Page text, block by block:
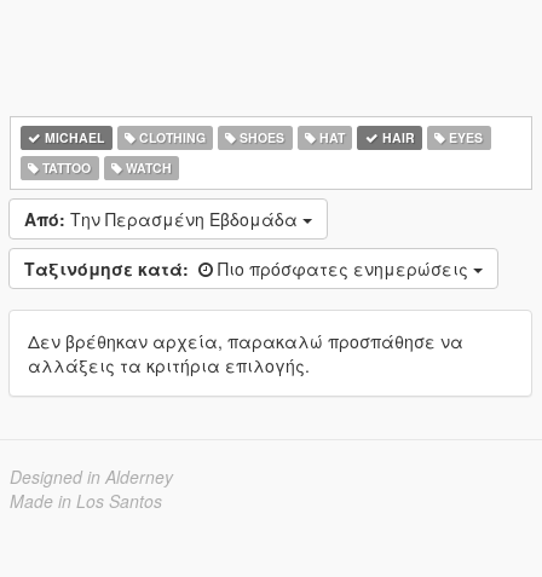
MICHAEL CLOTHING SHOES HAT HAIR
EYES
TATTOO
WATCH
Από: Την Περασμένη Εβδομάδα
Ταξινόμησε κατά: Πιο πρόσφατες ενημερώσεις
Δεν βρέθηκαν αρχεία, παρακαλώ προσπάθησε να
αλλάξεις τα κριτήρια επιλογής.
Designed in Alderney
Made in Los Santos